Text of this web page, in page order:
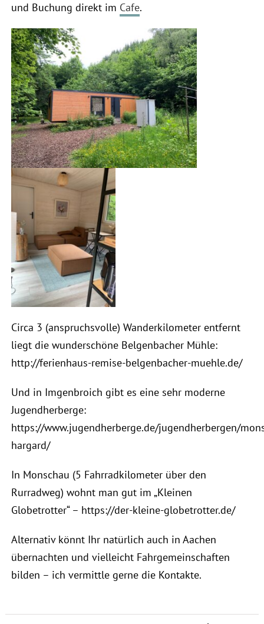
und Buchung direkt im Cafe.
Circa 3 (anspruchsvolle) Wanderkilometer entfernt
liegt die wunderschöne Belgenbacher Mühle:
http://ferienhaus-remise-belgenbacher-muehle.de/
Und in Imgenbroich gibt es eine sehr moderne
Jugendherberge:
https://www.jugendherberge.de/jugendherbergen/
hargard/
In Monschau (5 Fahrradkilometer über den
Rurradweg) wohnt man gut im „Kleinen
Globetrotter“ – https://der-kleine-globetrotter.de/
Alternativ könnt Ihr natürlich auch in Aachen
übernachten und vielleicht Fahrgemeinschaften
bilden – ich vermittle gerne die Kontakte.